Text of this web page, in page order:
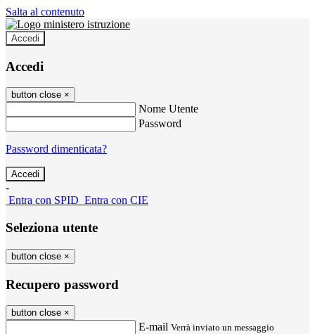
Salta al contenuto
Accedi
Accedi
button close ×
Nome Utente
Password
Password dimenticata?
-
Entra con SPID Entra con CIE
Seleziona utente
button close ×
Recupero password
button close ×
E-mail Verrà inviato un messaggio